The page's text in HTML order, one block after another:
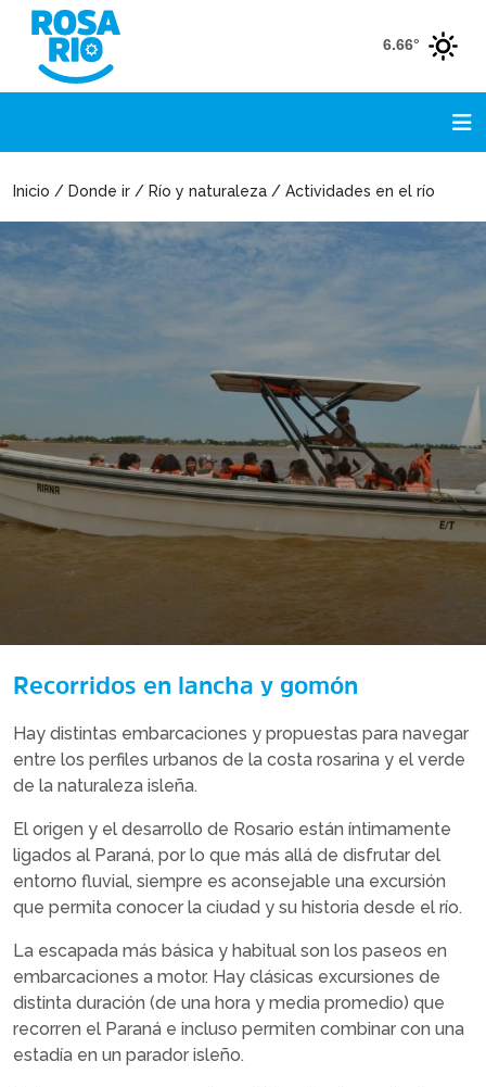
6.66°
Inicio / Donde ir / Río y naturaleza / Actividades en el río
Recorridos en lancha y gomón
Hay distintas embarcaciones y propuestas para navegar
entre los perfiles urbanos de la costa rosarina y el verde
de la naturaleza isleña.
El origen y el desarrollo de Rosario están íntimamente
ligados al Paraná, por lo que más allá de disfrutar del
entorno fluvial, siempre es aconsejable una excursión
que permita conocer la ciudad y su historia desde el río.
La escapada más básica y habitual son los paseos en
embarcaciones a motor. Hay clásicas excursiones de
distinta duración (de una hora y media promedio) que
recorren el Paraná e incluso permiten combinar con una
estadía en un parador isleño.